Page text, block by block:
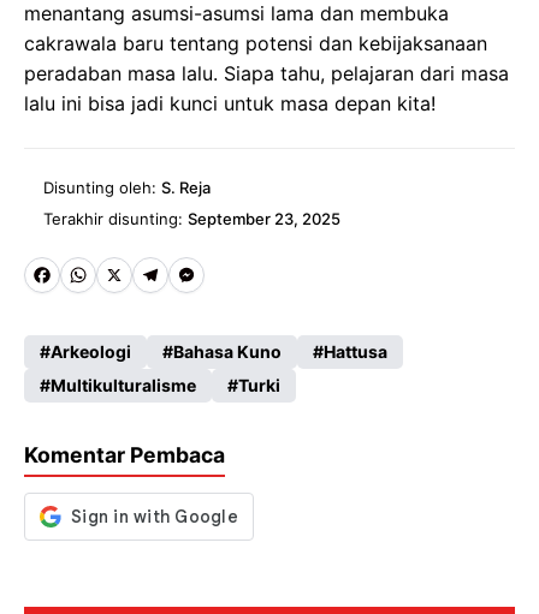
menantang asumsi-asumsi lama dan membuka
cakrawala baru tentang potensi dan kebijaksanaan
peradaban masa lalu. Siapa tahu, pelajaran dari masa
lalu ini bisa jadi kunci untuk masa depan kita!
Disunting oleh: S. Reja
Terakhir disunting: September 23, 2025
Fa
b
o
k
W
ts
A
p
X
Te
gr
a
M
se
n
er
Arkeologi Bahasa Kuno
Hattusa
Multikulturalisme
Turki
Komentar Pembaca